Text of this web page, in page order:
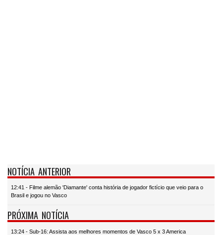
NOTÍCIA ANTERIOR
12:41 - Filme alemão 'Diamante' conta história de jogador fictício que veio para o
Brasil e jogou no Vasco
PRÓXIMA NOTÍCIA
13:24 - Sub-16: Assista aos melhores momentos de Vasco 5 x 3 America